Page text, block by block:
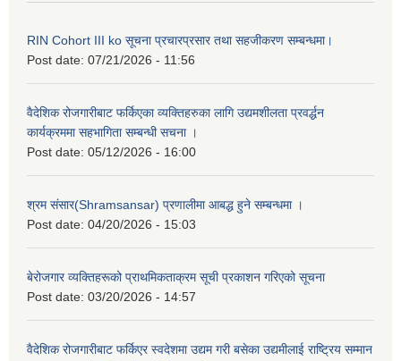
RIN Cohort III ko सूचना प्रचारप्रसार तथा सहजीकरण सम्बन्धमा।
Post date: 07/21/2026 - 11:56
वैदेशिक रोजगारीबाट फर्किएका व्यक्तिहरुका लागि उद्यमशीलता प्रवर्द्धन
कार्यक्रममा सहभागिता सम्बन्धी सचना ।
Post date: 05/12/2026 - 16:00
श्रम संसार(Shramsansar) प्रणालीमा आबद्ध हुने सम्बन्धमा ।
Post date: 04/20/2026 - 15:03
बेरोजगार व्यक्तिहरूको प्राथमिकताक्रम सूची प्रकाशन गरिएको सूचना
Post date: 03/20/2026 - 14:57
वैदेशिक रोजगारीबाट फर्किएर स्वदेशमा उद्यम गरी बसेका उद्यमीलाई राष्ट्रिय सम्मान